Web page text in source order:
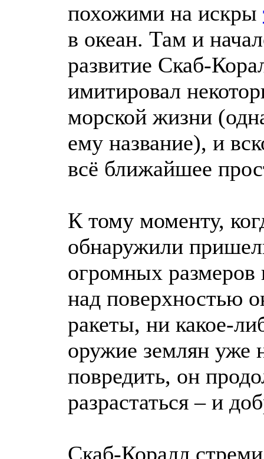
похожими на искры
в океан. Там и
развитие Скаб-
имитировал
морской жизни
ему название), и
всё ближайшее
К тому моменту,
обнаружили
огромных
над поверхностью
ракеты, ни какое-
оружие землян уже
повредить, он
разрастаться – и
Скаб-Коралл